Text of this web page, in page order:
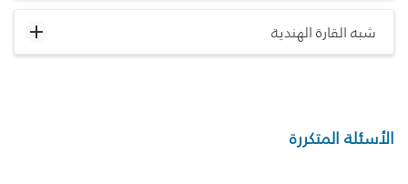
شبه القارة الهندية
الأسئلة المتكررة